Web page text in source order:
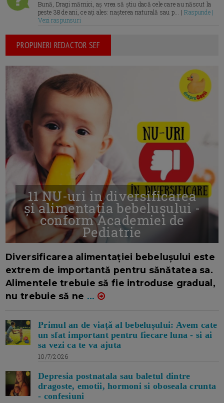
Bună, Dragi mămici, aș vrea să știu dacă cele care au născut la
peste 38 de ani, ce ați ales: nașterea naturală sau p... |Raspunde |
Vezi raspunsuri
PROPUNERI REDACTOR SEF
11 NU-uri in diversificarea
și alimentația bebelușului -
conform Academiei de
Pediatrie
Diversificarea alimentației bebelușului este
extrem de importantă pentru sănătatea sa.
Alimentele trebuie să fie introduse gradual,
nu trebuie să ne ...
Primul an de viață al bebelușului: Avem cate
un sfat important pentru fiecare luna - si ai
sa vezi ca te va ajuta
10/7/2026
Depresia postnatala sau baletul dintre
dragoste, emotii, hormoni si oboseala crunta
- confesiuni